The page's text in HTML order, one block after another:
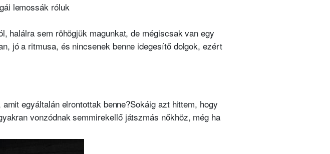
lemossák róluk
halálra sem röhögjük magunkat, de mégiscsak van egy
jó a ritmusa, és nincsenek benne idegesítő dolgok, ezért
egyáltalán elrontottak benne?Sokáig azt hittem, hogy
vonzódnak semmirekellő játszmás nőkhöz, még ha